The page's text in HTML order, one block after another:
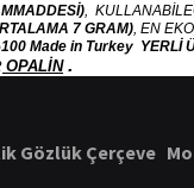
,
7 GRAM), EN
Made in Turkey YERLİ
OPALİN.
Gözlük Çerçeve